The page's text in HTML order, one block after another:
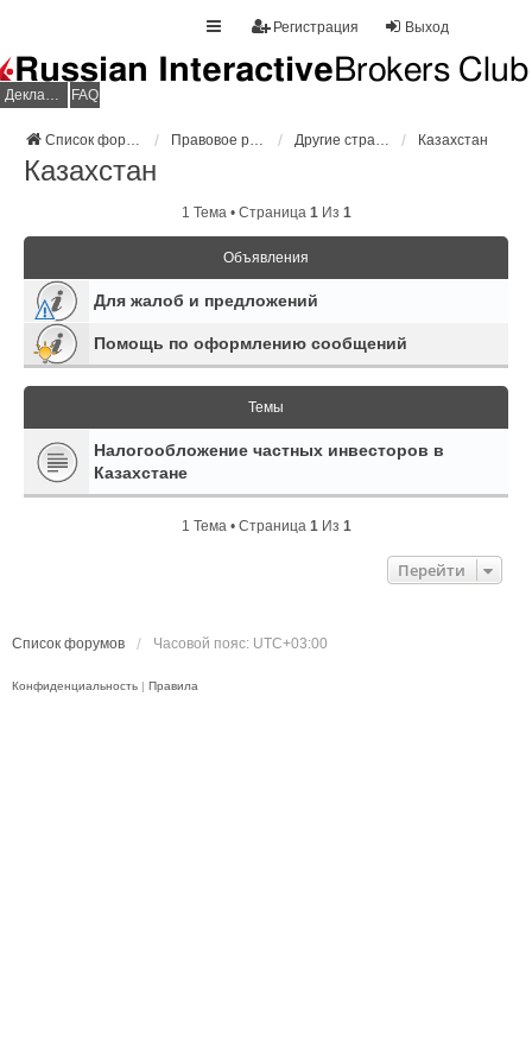
Выход
Регистрация
Декларация НДФЛ FAQ
Список форумов Правовое регулирование Другие страны Казахстан
Казахстан
1 Тема • Страница 1Из 1
Объявления
Для жалоб и предложений
Помощь по оформлению сообщений
Темы
Налогообложение частных инвесторов в
Казахстане
1 Тема • Страница 1Из 1
Перейти
Список форумов Часовой пояс: UTC+03:00
Конфиденциальность | Правила